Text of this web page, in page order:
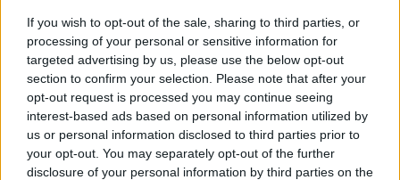
If you wish to opt-out of the sale, sharing to third parties, or
processing of your personal or sensitive information for
targeted advertising by us, please use the below opt-out
section to confirm your selection. Please note that after your
opt-out request is processed you may continue seeing
interest-based ads based on personal information utilized by
us or personal information disclosed to third parties prior to
your opt-out. You may separately opt-out of the further
disclosure of your personal information by third parties on the
tanítok. Az iskolának életreszóló élményeket és
irányokat kellene adnia és élnie kéne azzal az
inspiratív szellemi helyzettel, amibe kerülhet egy
középiskolás. Én a lelkem mélyéig dühös vagyok
arra a négy évre, amit eltöltöttem a gimnáziumban,
mert ott egyszerűen nem történt semmi. Ezért 25
évesen kezdtem rácsodálkozni a világra: a
Vörösmarty drámatagozatára belépve értettem meg
igazából, hogy milyen hatalmas lehetőség rejlik a